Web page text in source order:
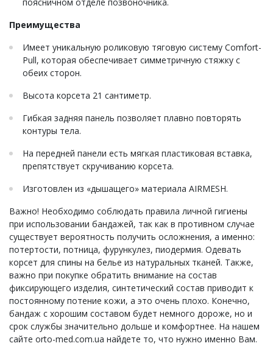
Преимущества
Имеет уникальную роликовую тяговую систему Comfort-
Pull, которая обеспечивает симметричную стяжку с
обеих сторон.
Высота корсета 21 сантиметр.
Гибкая задняя панель позволяет плавно повторять
контуры тела.
На передней панели есть мягкая пластиковая вставка,
препятствует скручиванию корсета.
Изготовлен из «дышащего» материала AIRMESH.
Важно! Необходимо соблюдать правила личной гигиены
при использовании бандажей, так как в противном случае
существует вероятность получить осложнения, а именно:
потертости, потница, фурункулез, пиодермия. Одевать
корсет для спины на белье из натуральных тканей. Также,
важно при покупке обратить внимание на состав
фиксирующего изделия, синтетический состав приводит к
постоянному потение кожи, а это очень плохо. Конечно,
бандаж с хорошим составом будет немного дороже, но и
срок службы значительно дольше и комфортнее. На нашем
сайте orto-med.com.ua найдете то, что нужно именно Вам.